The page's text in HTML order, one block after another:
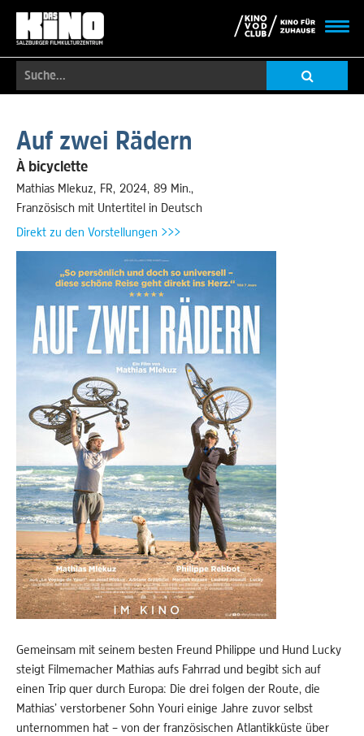
main
content
Suche...
Auf zwei Rädern
À bicyclette
Mathias Mlekuz FR 2024 89 Min.
Französisch mit Untertitel in Deutsch
Direkt zu den Vorstellungen >>>
Gemeinsam mit seinem besten Freund Philippe und Hund Lucky
steigt Filmemacher Mathias aufs Fahrrad und begibt sich auf
einen Trip quer durch Europa: Die drei folgen der Route, die
Mathias’ verstorbener Sohn Youri einige Jahre zuvor selbst
unternommen hat – von der französischen Atlantikküste über